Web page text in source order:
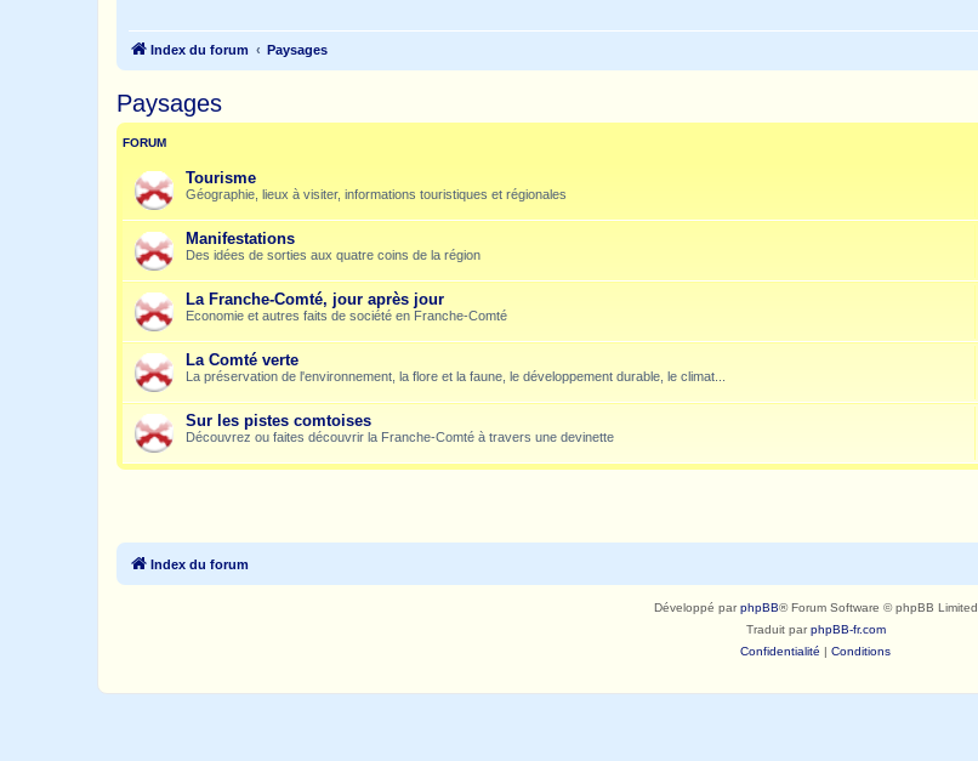
Index du forum Paysages
Paysages
FORUM
Tourisme
Géographie, lieux à visiter, informations touristiques et régionales
Manifestations
Des idées de sorties aux quatre coins de la région
La Franche-Comté, jour après jour
Economie et autres faits de société en Franche-Comté
La Comté verte
La préservation de l'environnement, la flore et la faune, le développement durable, le climat...
Sur les pistes comtoises
Découvrez ou faites découvrir la Franche-Comté à travers une devinette
Index du forum
Développé parphpBB® Forum Software © phpBB Limited
Traduit parphpBB-fr.com
Confidentialité | Conditions